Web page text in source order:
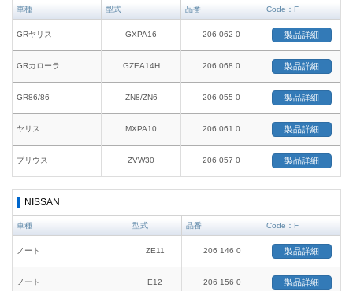
車種 型式 品番 Code：F
GRヤリス GXPA16 206 062 0 製品詳細
GRカローラ GZEA14H 206 068 0 製品詳細
GR86/86 ZN8/ZN6 206 055 0 製品詳細
ヤリス MXPA10 206 061 0 製品詳細
プリウス ZVW30 206 057 0 製品詳細
NISSAN
車種 型式 品番 Code：F
ノート ZE11 206 146 0 製品詳細
ノート E12 206 156 0 製品詳細